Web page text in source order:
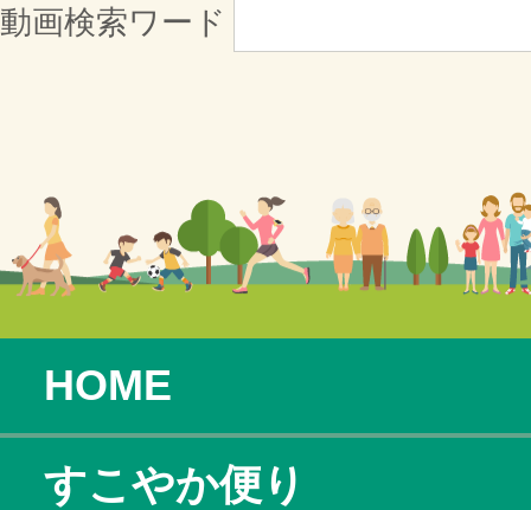
動画検索ワード
HOME
すこやか便り